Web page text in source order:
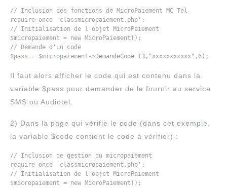
// Inclusion des fonctions de MicroPaiement MC Tel
require_once 'classmicropaiement.php';
// Initialisation de l'objet MicroPaiement
$micropaiement = new MicroPaiement();
// Demande d'un code
Il faut alors afficher le code qui est contenu dans la
variable $pass pour demander de le fournir au service
SMS ou Audiotel.
2) Dans la page qui vérifie le code (dans cet exemple,
la variable $code contient le code à vérifier) :
// Inclusion de gestion du micropaiement
require_once 'classmicropaiement.php';
// Initialisation de l'objet MicroPaiement
$micropaiement = new MicroPaiement();